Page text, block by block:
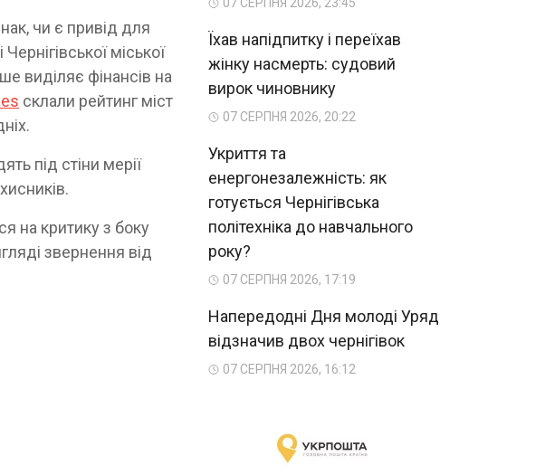
чи є привід для
міської
виділяє фінансів на
склали рейтинг міст
під стіни мерії
на критику з боку
звернення від
Їхав напідпитку і переїхав
жінку насмерть: судовий
вирок чиновнику
07 СЕРПНЯ 2026, 20:22
Укриття та
енергонезалежність: як
готується Чернігівська
політехніка до навчального
року?
07 СЕРПНЯ 2026, 17:19
Напередодні Дня молоді Уряд
відзначив двох чернігівок
07 СЕРПНЯ 2026, 16:12